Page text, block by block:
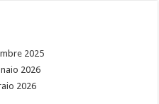
2025
2026
2026